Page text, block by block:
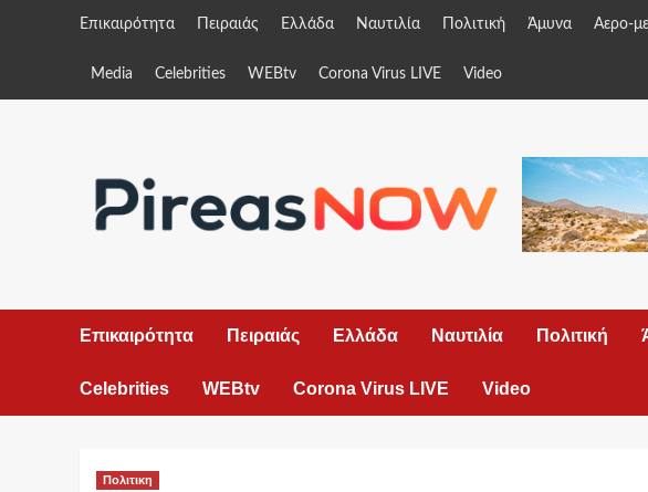
Επικαιρότητα Πειραιάς Ελλάδα Ναυτιλία Πολιτική Άμυνα Αερο-
Media Celebrities WEBtv Corona Virus LIVE Video
Επικαιρότητα Πειραιάς Ελλάδα Ναυτιλία Πολιτική
Celebrities WEBtv Corona Virus LIVE Video
Πολιτικη